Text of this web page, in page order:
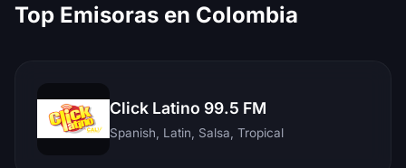
Top Emisoras en Colombia
Click Latino 99.5 FM
Spanish, Latin, Salsa, Tropical